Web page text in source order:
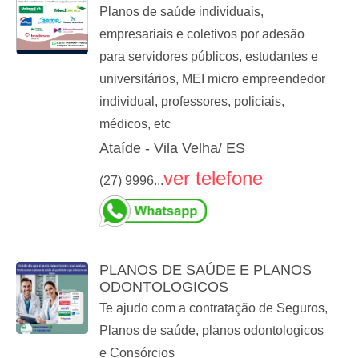
Planos de saúde individuais,
empresariais e coletivos por adesão
para servidores públicos, estudantes e
universitários, MEI micro empreendedor
individual, professores, policiais,
médicos, etc
Ataíde - Vila Velha/ ES
(27) 9996...ver telefone
PLANOS DE SAÚDE E PLANOS
ODONTOLOGICOS
Te ajudo com a contratação de Seguros,
Planos de saúde, planos odontologicos
e Consórcios